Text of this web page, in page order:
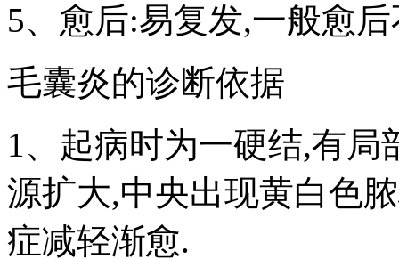
5、愈后:易复发,一般愈
毛囊炎的诊断依据
1、起病时为一硬结,有
源扩大,中央出现黄白色
症减轻渐愈.